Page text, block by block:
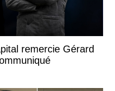
remercie Gérard